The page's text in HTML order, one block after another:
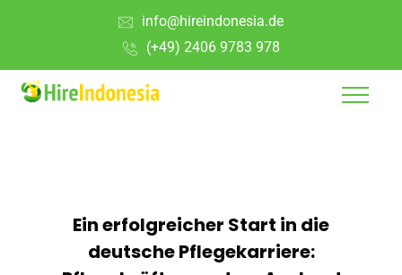
info@hireindonesia.de
(+49) 2406 9783 978
Ein erfolgreicher Start in die
deutsche Pflegekarriere: